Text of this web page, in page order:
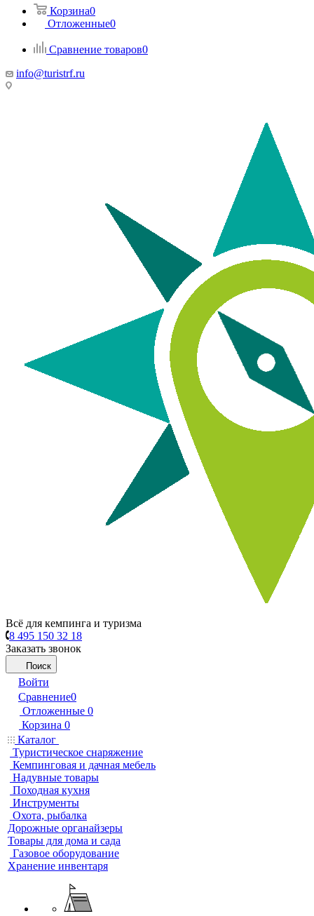
Корзина0
Отложенные0
Сравнение товаров0
info@turistrf.ru
Всё для кемпинга и туризма
8 495 150 32 18
Заказать звонок
Поиск
Войти
Сравнение0
Отложенные 0
Корзина 0
Каталог
Туристическое снаряжение
Кемпинговая и дачная мебель
Надувные товары
Походная кухня
Инструменты
Охота, рыбалка
Дорожные органайзеры
Товары для дома и сада
Газовое оборудование
Хранение инвентаря